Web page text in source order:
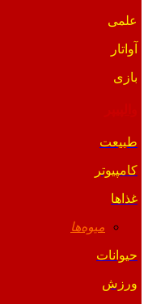
علمی
آواتار
بازی
طبیعت
کامپیوتر
غذاها
میوه‌ها
حیوانات
ورزش